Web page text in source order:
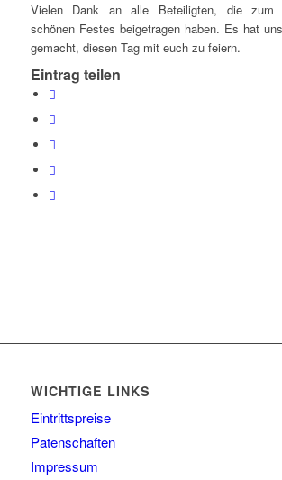
Vielen Dank an alle Beteiligten, die zum
schönen Festes beigetragen haben. Es hat
gemacht, diesen Tag mit euch zu feiern.
Eintrag teilen
WICHTIGE LINKS
Eintrittspreise
Patenschaften
Impressum